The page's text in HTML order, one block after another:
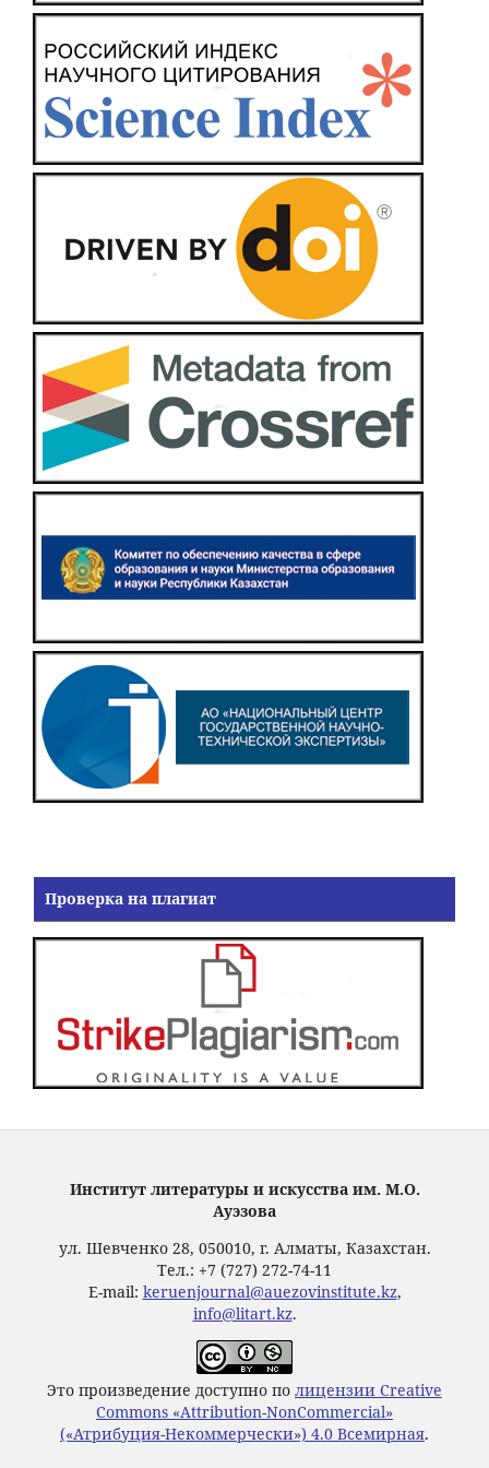
Проверка на плагиат
Институт литературы и искусства им. М.О.
Ауэзова
ул. Шевченко 28, 050010, г. Алматы, Казахстан.
Тел.: +7 (727) 272-74-11
E-mail: keruenjournal@auezovinstitute.kz,
info@litart.kz.
Это произведение доступно по лицензии Creative
Commons «Attribution-NonCommercial»
(«Атрибуция-Некоммерчески») 4.0 Всемирная.